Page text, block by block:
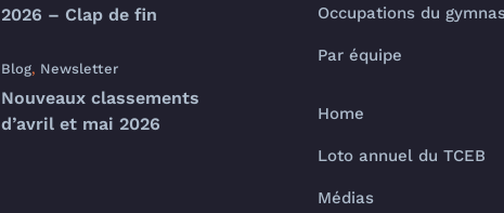
2026 – Clap de fin
Blog, Newsletter
Nouveaux classements
d’avril et mai 2026
Occupations du
Par équipe
Home
Loto annuel du TCEB
Médias